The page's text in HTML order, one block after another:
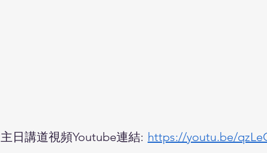
主日講道視頻Youtube連結: https://youtu.be/